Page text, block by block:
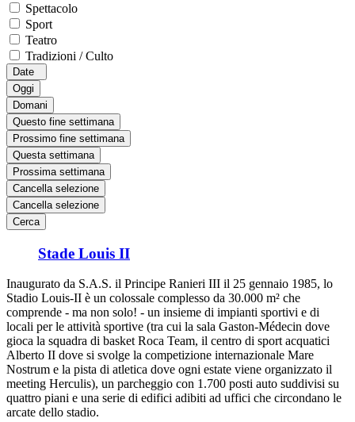
Spettacolo
Sport
Teatro
Tradizioni / Culto
Date
Oggi
Domani
Questo fine settimana
Prossimo fine settimana
Questa settimana
Prossima settimana
Cancella selezione
Cancella selezione
Cerca
Stade Louis II
Inaugurato da S.A.S. il Principe Ranieri III il 25 gennaio 1985, lo
Stadio Louis-II è un colossale complesso da 30.000 m² che
comprende - ma non solo! - un insieme di impianti sportivi e di
locali per le attività sportive (tra cui la sala Gaston-Médecin dove
gioca la squadra di basket Roca Team, il centro di sport acquatici
Alberto II dove si svolge la competizione internazionale Mare
Nostrum e la pista di atletica dove ogni estate viene organizzato il
meeting Herculis), un parcheggio con 1.700 posti auto suddivisi su
quattro piani e una serie di edifici adibiti ad uffici che circondano le
arcate dello stadio.